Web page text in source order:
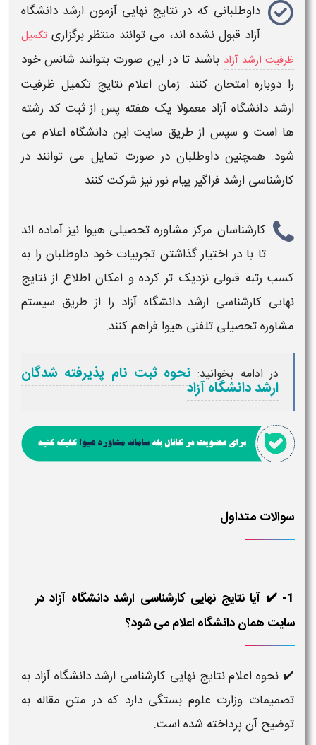
داوطلبانی که در نتایج نهایی آزمون ارشد دانشگاه
آزاد قبول نشده اند، می توانند منتظر برگزاری تکمیل
ظرفیت ارشد آزاد باشند تا در این صورت بتوانند شانس خود
را دوباره امتحان کنند. زمان اعلام نتایجتکمیل ظرفیت
ارشد دانشگاه آزاد معمولا یک هفته پس از ثبت کد رشته
ها است و سپس از طریق سایت این دانشگاه اعلام می
شود. همچنین داوطلبان در صورت تمایل می توانند در
کارشناسی ارشد فراگیر پیام نور نیز شرکت کنند.
کارشناسان مرکز مشاوره تحصیلی هیوا نیز آماده اند
تا با در اختیار گذاشتن تجربیات خود داوطلبان را به
کسب رتبه قبولی نزدیک تر کرده و امکان اطلاع از نتایج
نهایی کارشناسی ارشد دانشگاه آزاد را از طریق سیستم
مشاوره تحصیلی تلفنی هیوا فراهم کنند.
در ادامه بخوانید: نحوه ثبت نام پذیرفته شدگان
ارشد دانشگاه آزاد
سوالات متداول
1- ✔️ آیا نتایج نهایی کارشناسی ارشد دانشگاه آزاد در
سایت همان دانشگاه اعلام می شود؟
✔️ نحوه اعلام نتایج نهایی کارشناسی ارشد دانشگاه آزاد به
تصمیمات وزارت علوم بستگی دارد که در متن مقاله به
توضیح آن پرداخته شده است.